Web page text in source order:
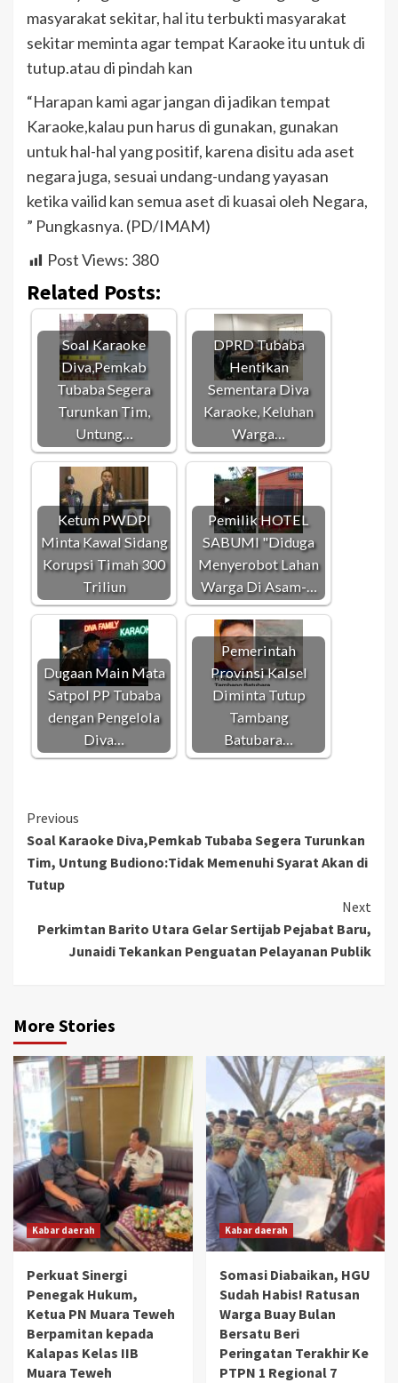
masyarakat sekitar, hal itu terbukti masyarakat
sekitar meminta agar tempat Karaoke itu untuk di
tutup.atau di pindah kan
“Harapan kami agar jangan di jadikan tempat
Karaoke,kalau pun harus di gunakan, gunakan
untuk hal-hal yang positif, karena disitu ada aset
negara juga, sesuai undang-undang yayasan
ketika vailid kan semua aset di kuasai oleh Negara,
” Pungkasnya. (PD/IMAM)
Post Views: 380
Related Posts:
Soal Karaoke
Diva,Pemkab
Tubaba Segera
Turunkan Tim,
Untung…
DPRD Tubaba
Hentikan
Sementara Diva
Karaoke, Keluhan
Warga…
Ketum PWDPI
Minta Kawal Sidang
Korupsi Timah 300
Triliun
Pemilik HOTEL
SABUMI "Diduga
Menyerobot Lahan
Warga Di Asam-…
Dugaan Main Mata
Satpol PP Tubaba
dengan Pengelola
Diva…
Pemerintah
Provinsi Kalsel
Diminta Tutup
Tambang
Batubara…
Continue
Reading
Previous
Soal Karaoke Diva,Pemkab Tubaba Segera Turunkan
Tim, Untung Budiono:Tidak Memenuhi Syarat Akan di
Tutup
Next
Perkimtan Barito Utara Gelar Sertijab Pejabat Baru,
Junaidi Tekankan Penguatan Pelayanan Publik
More Stories
Kabar daerah
Perkuat Sinergi
Penegak Hukum,
Ketua PN Muara Teweh
Berpamitan kepada
Kalapas Kelas IIB
Muara Teweh
Kabar daerah
Somasi Diabaikan, HGU
Sudah Habis! Ratusan
Warga Buay Bulan
Bersatu Beri
Peringatan Terakhir Ke
PTPN 1 Regional 7